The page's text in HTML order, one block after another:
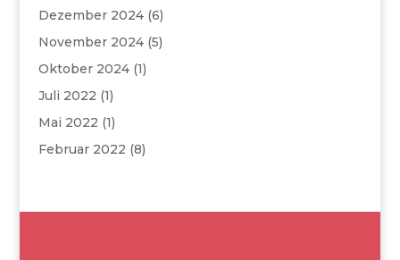
Dezember 2024(6)
November 2024(5)
Oktober 2024(1)
Juli 2022 (1)
Mai 2022 (1)
Februar 2022 (8)